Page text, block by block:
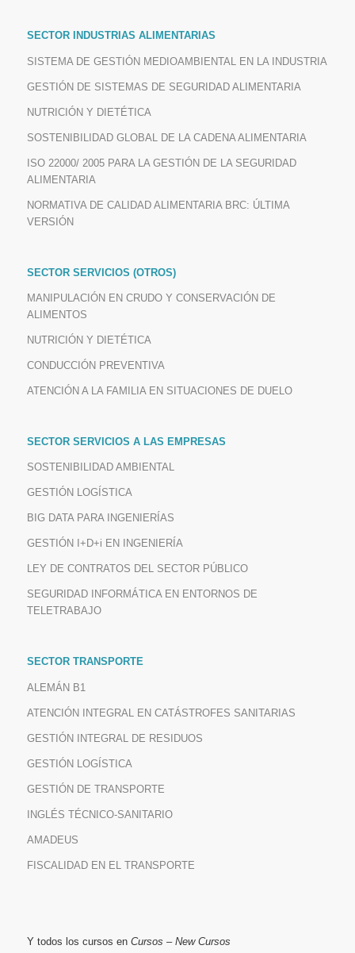
SECTOR INDUSTRIAS ALIMENTARIAS
SISTEMA DE GESTIÓN MEDIOAMBIENTAL EN LA INDUSTRIA
GESTIÓN DE SISTEMAS DE SEGURIDAD ALIMENTARIA
NUTRICIÓN Y DIETÉTICA
SOSTENIBILIDAD GLOBAL DE LA CADENA ALIMENTARIA
ISO 22000/ 2005 PARA LA GESTIÓN DE LA SEGURIDAD
ALIMENTARIA
NORMATIVA DE CALIDAD ALIMENTARIA BRC: ÚLTIMA
VERSIÓN
SECTOR SERVICIOS (OTROS)
MANIPULACIÓN EN CRUDO Y CONSERVACIÓN DE
ALIMENTOS
NUTRICIÓN Y DIETÉTICA
CONDUCCIÓN PREVENTIVA
ATENCIÓN A LA FAMILIA EN SITUACIONES DE DUELO
SECTOR SERVICIOS A LAS EMPRESAS
SOSTENIBILIDAD AMBIENTAL
GESTIÓN LOGÍSTICA
BIG DATA PARA INGENIERÍAS
GESTIÓN I+D+i EN INGENIERÍA
LEY DE CONTRATOS DEL SECTOR PÚBLICO
SEGURIDAD INFORMÁTICA EN ENTORNOS DE
TELETRABAJO
SECTOR TRANSPORTE
ALEMÁN B1
ATENCIÓN INTEGRAL EN CATÁSTROFES SANITARIAS
GESTIÓN INTEGRAL DE RESIDUOS
GESTIÓN LOGÍSTICA
GESTIÓN DE TRANSPORTE
INGLÉS TÉCNICO-SANITARIO
AMADEUS
FISCALIDAD EN EL TRANSPORTE
Y todos los cursos en Cursos – New Cursos